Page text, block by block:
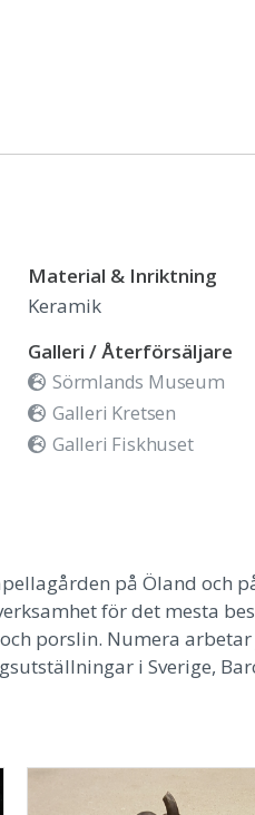
Material & Inriktning
Keramik
Galleri / Återförsäljare
Sörmlands Museum
Galleri Kretsen
Galleri Fiskhuset
på Öland och
för det mesta
porslin. Numera arbetar
i Sverige,